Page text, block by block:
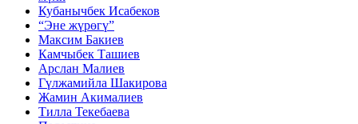
Кубанычбек Исабеков
“Эне жүрөгү”
Максим Бакиев
Камчыбек Ташиев
Арслан Малиев
Гүлжамийла Шакирова
Жамин Акималиев
Тилла Текебаева